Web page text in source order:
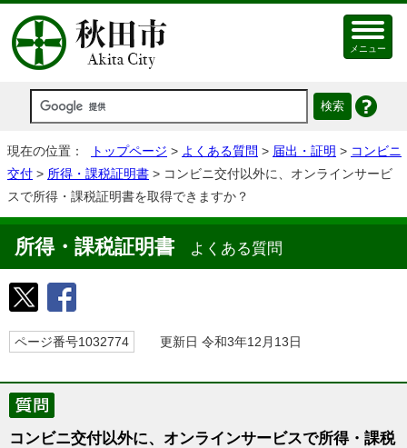
メニュー
現在の位置： トップページ > よくある質問 > 届出・証明 > コンビニ
交付 > 所得・課税証明書 > コンビニ交付以外に、オンラインサービ
スで所得・課税証明書を取得できますか？
所得・課税証明書 よくある質問
ページ番号1032774 更新日 令和3年12月13日
コンビニ交付以外に、オンラインサービスで所得・課税